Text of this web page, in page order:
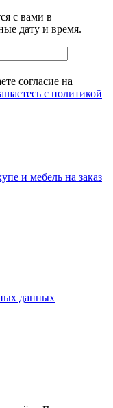
с вами в
дату и время.
согласие на
c политикой
и мебель на заказ
данных